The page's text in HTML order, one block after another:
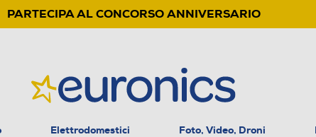
PARTECIPA AL CONCORSO ANNIVERSARIO
Elettrodomestici Foto, Video, Droni